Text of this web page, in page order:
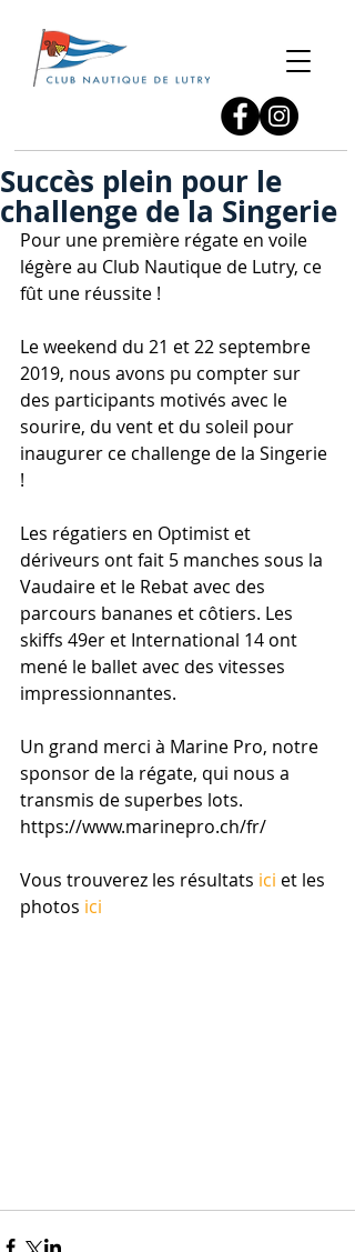
Succès plein pour le
challenge de la Singerie
Pour une première régate en voile
légère au Club Nautique de Lutry, ce
fût une réussite !
Le weekend du 21 et 22 septembre
2019, nous avons pu compter sur
des participants motivés avec le
sourire, du vent et du soleil pour
inaugurer ce challenge de la Singerie
!
Les régatiers en Optimist et
dériveurs ont fait 5 manches sous la
Vaudaire et le Rebat avec des
parcours bananes et côtiers. Les
skiffs 49er et International 14 ont
mené le ballet avec des vitesses
impressionnantes.
Un grand merci à Marine Pro, notre
sponsor de la régate, qui nous a
transmis de superbes lots.
https://www.marinepro.ch/fr/
Vous trouverez les résultats ici et les
photos ici